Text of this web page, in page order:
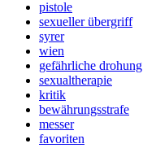
pistole
sexueller übergriff
syrer
wien
gefährliche drohung
sexualtherapie
kritik
bewährungsstrafe
messer
favoriten